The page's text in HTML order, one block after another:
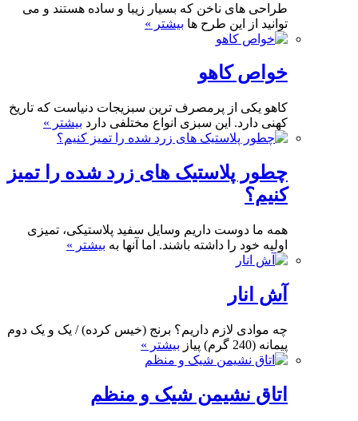
طراحی های ناخن که بسیار زیبا و ساده هستند و می
توانید از این طرح ها بیشتر »
خواص کاهو
کاهو یکی از پرمصرف ترین سبزیجات دنیاست که تاریخ
کهنی دارد. این سبزی انواع مختلفی دارد بیشتر »
چطور پلاستیک های زرد شده را تمیز
کنیم؟
همه ما دوست داریم وسایل سفید پلاستیکی، تمیزی
اولیه خود را داشته باشند. اما آنها به بیشتر »
آش انار
چه موادی لازم داریم؟ برنج (خیس کرده) / یک و یک دوم
پیمانه (240 گرم) پیاز
بیشتر »
اتاق نشیمن شیک و منظم